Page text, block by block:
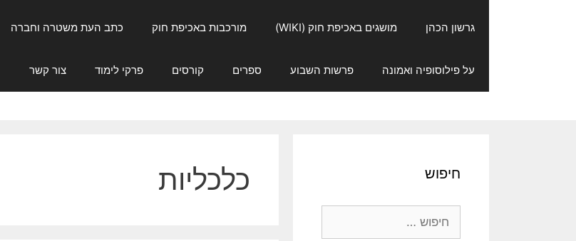
גרשון הכהן מושגים באכיפת חוק (WIKI) מורכבות באכיפת חוק כתב העת משטרה וחברה
על פילוסופיה ואמונה פרשות השבוע ספרים קורסים פרקי לימוד צור קשר
כלכליות חיפוש